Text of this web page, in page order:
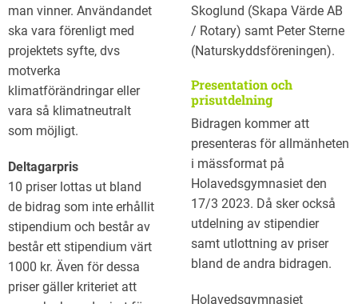
man vinner. Användandet
ska vara förenligt med
projektets syfte, dvs
motverka
klimatförändringar eller
vara så klimatneutralt
som möjligt.
Deltagarpris
10 priser lottas ut bland
de bidrag som inte erhållit
stipendium och består av
består ett stipendium värt
1000 kr. Även för dessa
priser gäller kriteriet att
Skoglund (Skapa Värde AB
/ Rotary) samt Peter Sterne
(Naturskyddsföreningen).
Presentation och
prisutdelning
Bidragen kommer att
presenteras för allmänheten
i mässformat på
Holavedsgymnasiet den
17/3 2023. Då sker också
utdelning av stipendier
samt utlottning av priser
bland de andra bidragen.
Holavedsgymnasiet